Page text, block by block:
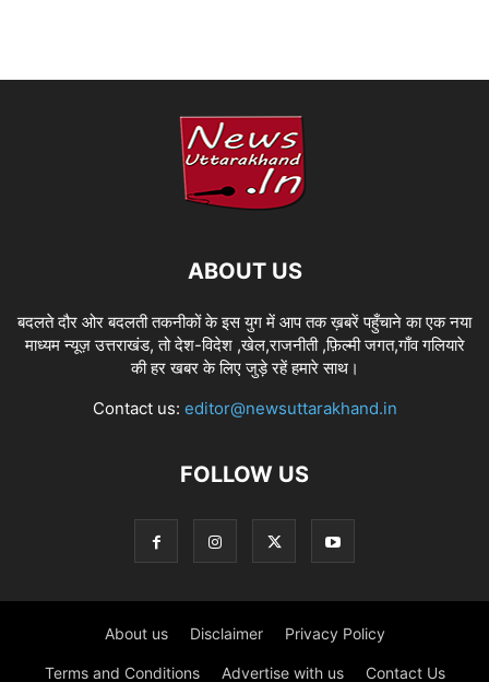
ABOUT US
बदलते दौर ओर बदलती तकनीकों के इस युग में आप तक ख़बरें पहुँचाने का एक नया
माध्यम न्यूज़ उत्तराखंड, तो देश-विदेश ,खेल,राजनीती ,फ़िल्मी जगत,गाँव गलियारे
की हर खबर के लिए जुड़े रहें हमारे साथ।
Contact us: editor@newsuttarakhand.in
FOLLOW US
About us Disclaimer Privacy Policy
Terms and Conditions Advertise with us Contact Us